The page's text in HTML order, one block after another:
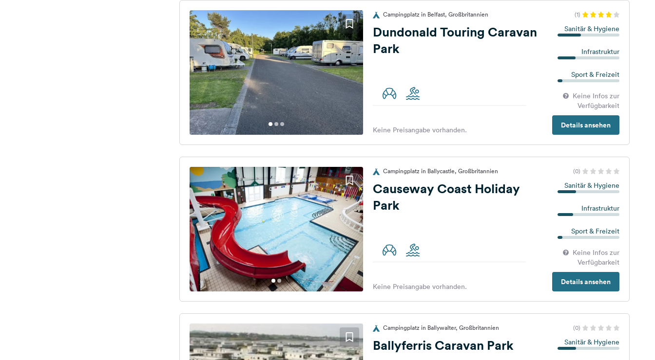
Campingplatz in Belfast, Großbritannien (1)
Dundonald Touring Caravan
Park
Sanitär & Hygiene
Infrastruktur
Sport & Freizeit
Keine Infos zur
Verfügbarkeit
Details ansehen
Keine Preisangabe vorhanden.
Campingplatz in Ballycastle, Großbritannien (0)
Causeway Coast Holiday
Park
Sanitär & Hygiene
Infrastruktur
Sport & Freizeit
Keine Infos zur
Verfügbarkeit
Details ansehen
Keine Preisangabe vorhanden.
Campingplatz in Ballywalter, Großbritannien (0)
Ballyferris Caravan Park Sanitär & Hygiene